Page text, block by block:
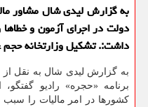
به گزارش لیدی شال مشاور
دولت در اجرای آزمون و خطاها
داشت:. تشكیل وزارتخانه حجم
به گزارش لیدی شال به نقل از
برنامه «حجره» رادیو
كشورها در امر مالیات را